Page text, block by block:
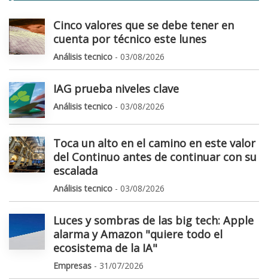
Cinco valores que se debe tener en
cuenta por técnico este lunes
Análisis tecnico - 03/08/2026
IAG prueba niveles clave
Análisis tecnico - 03/08/2026
Toca un alto en el camino en este valor
del Continuo antes de continuar con su
escalada
Análisis tecnico - 03/08/2026
Luces y sombras de las big tech: Apple
alarma y Amazon "quiere todo el
ecosistema de la IA"
Empresas - 31/07/2026